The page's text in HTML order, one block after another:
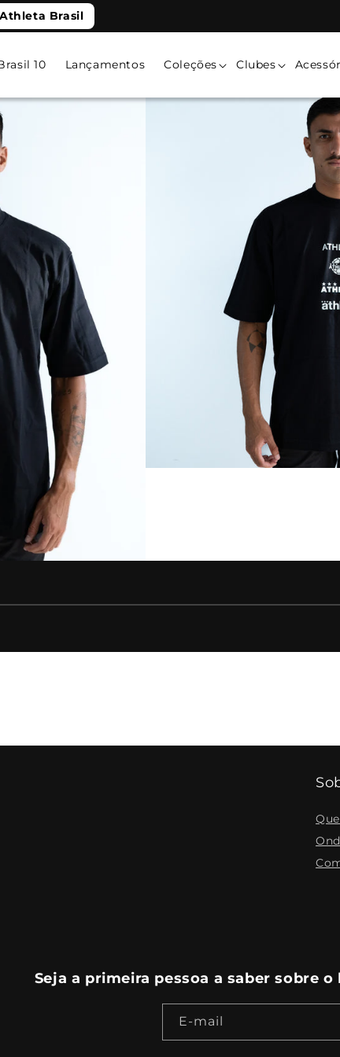
Athleta Brasil
10 Lançamentos Coleções Clubes
Seja a primeira pessoa a saber sobre
E-mail